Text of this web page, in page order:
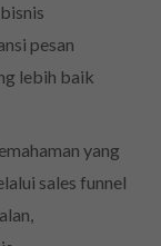
pesan
lebih baik
yang
sales funnel